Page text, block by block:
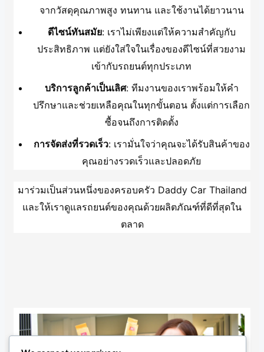
จากวัสดุคุณภาพสูง ทนทาน และใช้งานได้ยาวนาน
ดีไซน์ทันสมัย: เราไม่เพียงแต่ให้ความสำคัญกับ
ประสิทธิภาพ แต่ยังใส่ใจในเรื่องของดีไซน์ที่สวยงาม
เข้ากับรถยนต์ทุกประเภท
บริการลูกค้าเป็นเลิศ: ทีมงานของเราพร้อมให้คำ
ปรึกษาและช่วยเหลือคุณในทุกขั้นตอน ตั้งแต่การเลือก
ซื้อจนถึงการติดตั้ง
การจัดส่งที่รวดเร็ว: เรามั่นใจว่าคุณจะได้รับสินค้าของ
คุณอย่างรวดเร็วและปลอดภัย
มาร่วมเป็นส่วนหนึ่งของครอบครัว Daddy Car Thailand
และให้เราดูแลรถยนต์ของคุณด้วยผลิตภัณฑ์ที่ดีที่สุดใน
ตลาด